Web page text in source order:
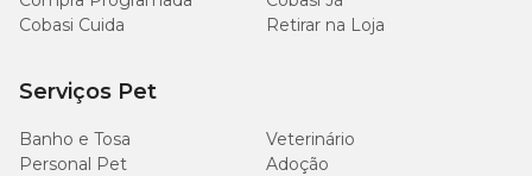
Cobasi Cuida
Retirar na Loja
Serviços Pet
Banho e Tosa
Veterinário
Personal Pet
Adoção